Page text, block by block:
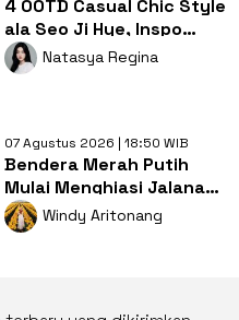
4 OOTD Casual Chic Style
ala Seo Ji Hye, Inspo
Gaya Ngampus Sampai
Ngantor!
Natasya Regina
07 Agustus 2026 | 18:50 WIB
Bendera Merah Putih
Mulai Menghiasi Jalanan,
Mengapa Tradisi ini
Penting?
Windy Aritonang